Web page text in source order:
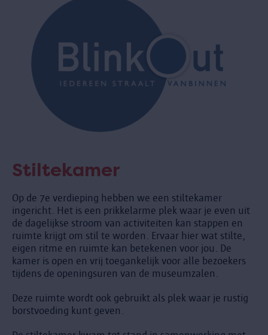
Stiltekamer
Op de 7e verdieping hebben we een stiltekamer
ingericht. Het is een prikkelarme plek waar je even uit
de dagelijkse stroom van activiteiten kan stappen en
ruimte krijgt om stil te worden. Ervaar hier wat stilte,
eigen ritme en ruimte kan betekenen voor jou. De
kamer is open en vrij toegankelijk voor alle bezoekers
tijdens de openingsuren van de museumzalen.
Deze ruimte wordt ook gebruikt als plek waar je rustig
borstvoeding kunt geven.